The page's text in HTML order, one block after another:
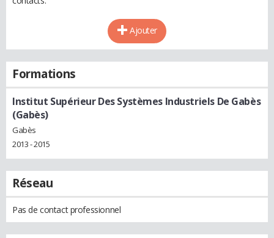
Ajouter
Formations
Institut Supérieur Des Systèmes Industriels De Gabès
(Gabès)
Gabès
2013 - 2015
Réseau
Pas de contact professionnel